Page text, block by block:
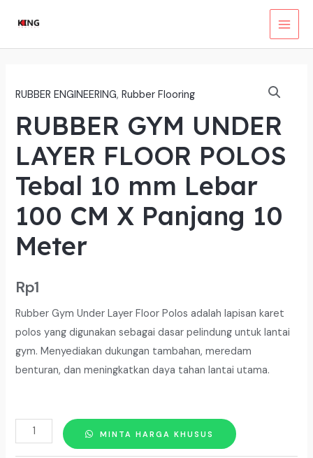
konten
RUBBER ENGINEERING,Rubber Flooring
RUBBER GYM UNDER
LAYER FLOOR POLOS
Tebal 10 mm Lebar
100 CM X Panjang 10
Meter
Rp1
Rubber Gym Under Layer Floor Polos adalah lapisan karet
polos yang digunakan sebagai dasar pelindung untuk lantai
gym. Menyediakan dukungan tambahan, meredam
benturan, dan meningkatkan daya tahan lantai utama.
Kuantitas
RUBBER
MINTA HARGA KHUSUS